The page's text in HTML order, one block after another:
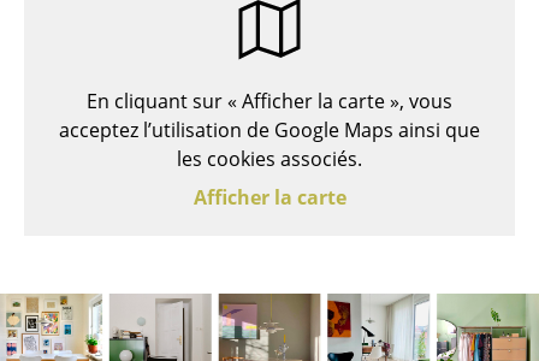
Chaises de conférence
Fauteuils de direction
Pièces détachées
Tables
En cliquant sur « Afficher la carte », vous
acceptez l’utilisation de Google Maps ainsi que
les cookies associés.
Afficher la carte